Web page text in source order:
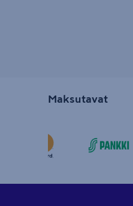
Maksutavat